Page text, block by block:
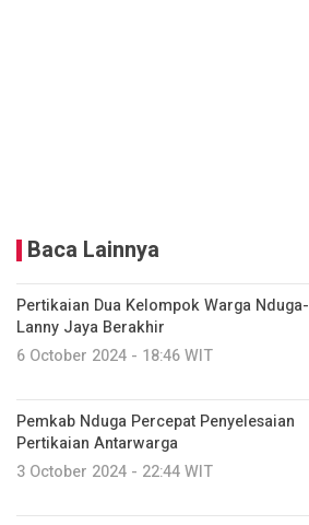
Baca Lainnya
Pertikaian Dua Kelompok Warga Nduga-
Lanny Jaya Berakhir
6 October 2024 - 18:46 WIT
Pemkab Nduga Percepat Penyelesaian
Pertikaian Antarwarga
3 October 2024 - 22:44 WIT